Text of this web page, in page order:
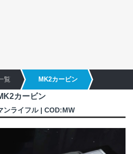
覧 MK2カービン
カービン
ンライフル | COD:MW